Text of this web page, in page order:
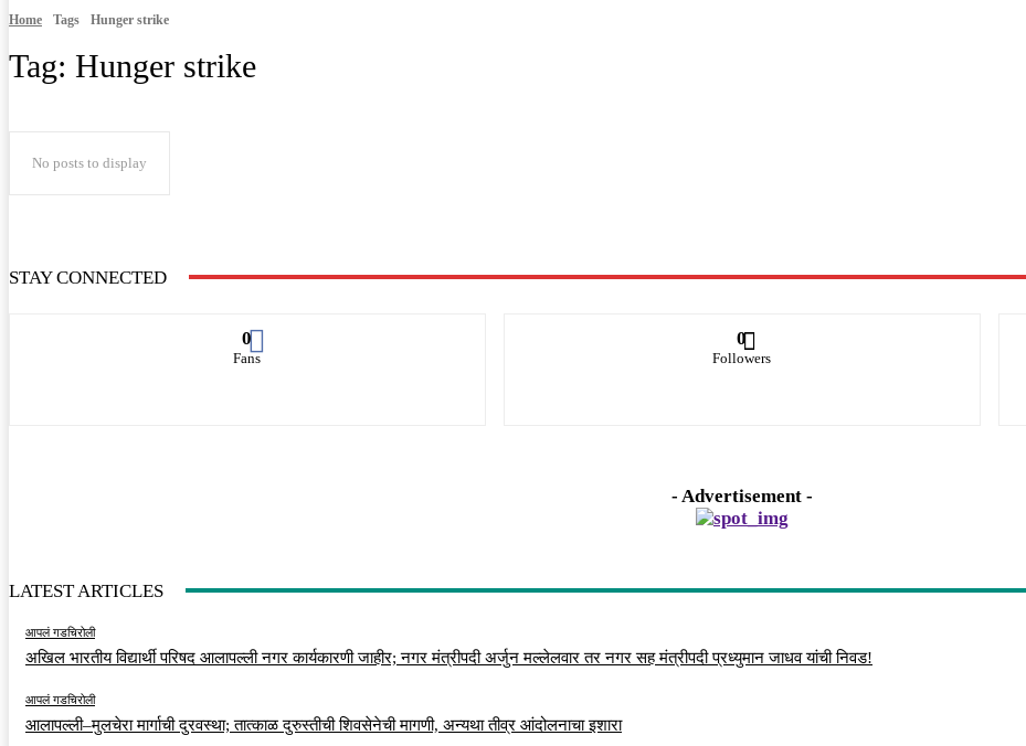
Home Tags Hunger strike
Tag: Hunger strike
No posts to display
STAY CONNECTED
0
Fans
0
Followers
- Advertisement -
LATEST ARTICLES
आपलं गडचिरोली
अखिल भारतीय विद्यार्थी परिषद आलापल्ली नगर कार्यकारणी जाहीर; नगर मंत्रीपदी अर्जुन मल्लेलवार तर नगर सह मंत्रीपदी प्रध्युमान जाधव यांची निवड!
आपलं गडचिरोली
आलापल्ली–मुलचेरा मार्गाची दुरवस्था; तात्काळ दुरुस्तीची शिवसेनेची मागणी, अन्यथा तीव्र आंदोलनाचा इशारा